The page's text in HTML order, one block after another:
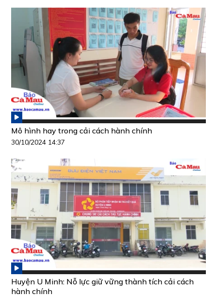
Mô hình hay trong cải cách hành chính
30/10/2024 14:37
Huyện U Minh: Nỗ lực giữ vững thành tích cải cách
hành chính